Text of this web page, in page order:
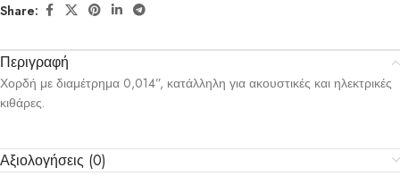
Share:
Περιγραφή
Χορδή με διαμέτρημα 0,014”, κατάλληλη για ακουστικές και ηλεκτρικές
κιθάρες.
Αξιολογήσεις (0)